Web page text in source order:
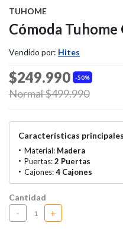
TUHOME
Cómoda Tuhome
Vendido por: Hites
50%
$249.990
Price reduced from
Normal $499.990to
Características principales
Material: Madera
Puertas:2 Puertas
Cajones:4 Cajones
Cantidad
- +